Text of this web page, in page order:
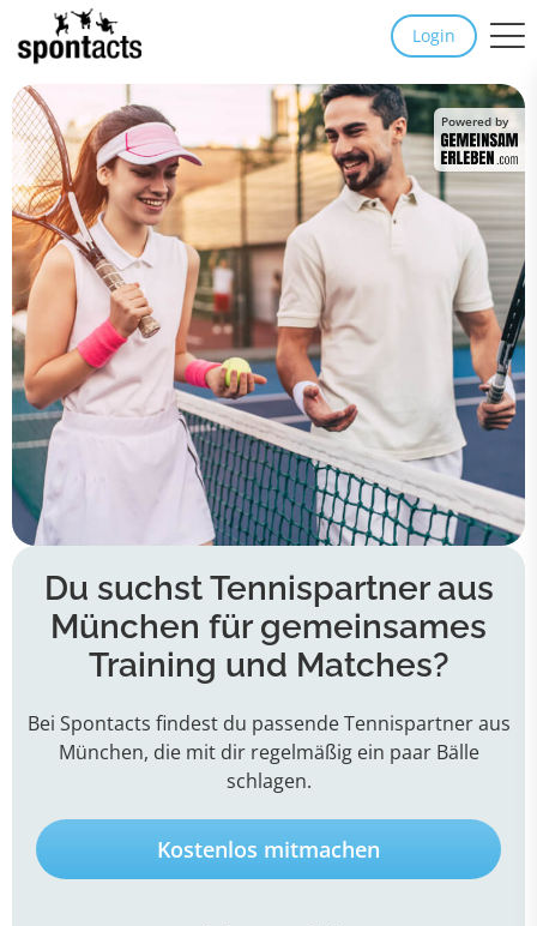
Login
Powered by
Du suchst Tennispartner aus
München für gemeinsames
Training und Matches?
Bei Spontacts findest du passende Tennispartner aus
München, die mit dir regelmäßig ein paar Bälle
schlagen.
Kostenlos mitmachen